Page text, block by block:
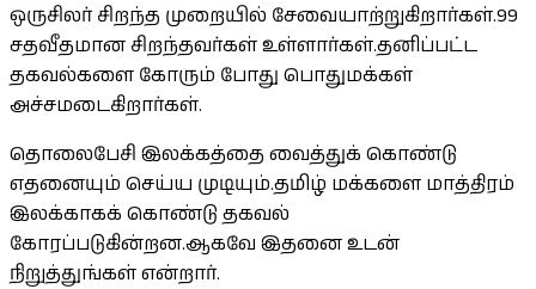
ஒருசிலர் சிறந்த முறையில் சேவையாற்றுகிறார்கள்.99
சதவீதமான சிறந்தவர்கள் உள்ளார்கள்.தனிப்பட்ட
தகவல்களை கோரும் போது பொதுமக்கள்
அச்சமடைகிறார்கள்.
தொலைபேசி இலக்கத்தை வைத்துக் கொண்டு
எதனையும் செய்ய முடியும்.தமிழ் மக்களை மாத்திரம்
இலக்காகக் கொண்டு தகவல்
கோரப்படுகின்றன.ஆகவே இதனை உடன்
நிறுத்துங்கள் என்றார்.